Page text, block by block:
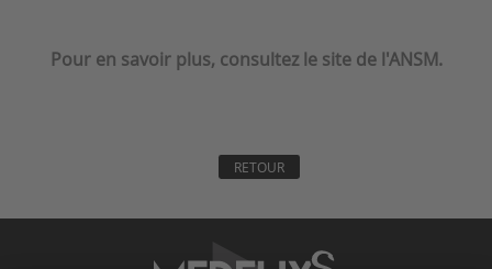
Pour en savoir plus, consultez le site de l'ANSM.
RETOUR